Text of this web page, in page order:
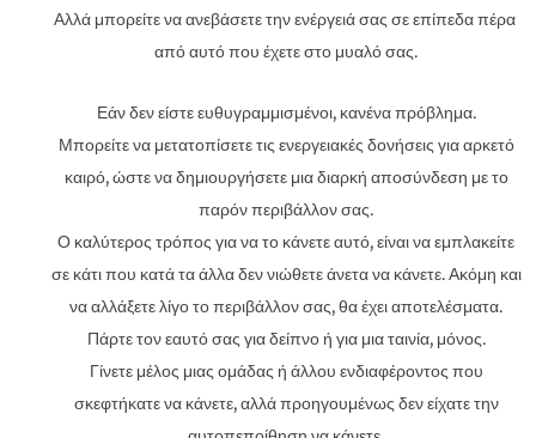
Αλλά μπορείτε να ανεβάσετε την ενέργειά σας σε επίπεδα πέρα ​​
από αυτό που έχετε στο μυαλό σας.
Εάν δεν είστε ευθυγραμμισμένοι, κανένα πρόβλημα.
Μπορείτε να μετατοπίσετε τις ενεργειακές δονήσεις για αρκετό
καιρό, ώστε να δημιουργήσετε μια διαρκή αποσύνδεση με το
παρόν περιβάλλον σας.
Ο καλύτερος τρόπος για να το κάνετε αυτό, είναι να εμπλακείτε
σε κάτι που κατά τα άλλα δεν νιώθετε άνετα να κάνετε. Ακόμη και
να αλλάξετε λίγο το περιβάλλον σας, θα έχει αποτελέσματα.
Πάρτε τον εαυτό σας για δείπνο ή για μια ταινία, μόνος.
Γίνετε μέλος μιας ομάδας ή άλλου ενδιαφέροντος που
σκεφτήκατε να κάνετε, αλλά προηγουμένως δεν είχατε την